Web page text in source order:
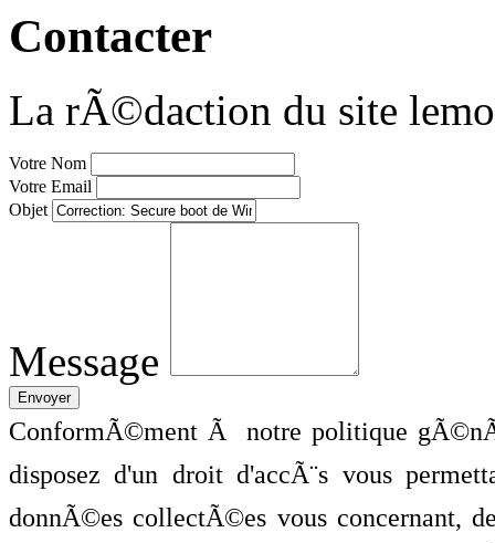
Contacter
La rÃ©daction du site
Votre Nom
Votre Email
Objet
Message
ConformÃ©ment Ã notre politique
disposez d'un droit d'accÃ¨s vous
donnÃ©es collectÃ©es vous concernant,